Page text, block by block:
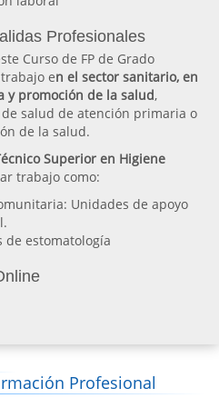
Profesionales
Curso de FP de Grado
en el sector sanitario, en
y promoción de la salud,
salud de atención primaria o
de la salud.
Superior en Higiene
trabajo como:
Unidades de apoyo
de estomatología
Profesional